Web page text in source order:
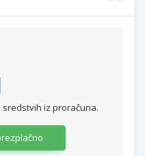
iz proračuna.